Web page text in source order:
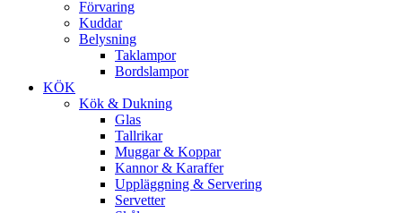
Förvaring
Kuddar
Belysning
Taklampor
Bordslampor
KÖK
Kök & Dukning
Glas
Tallrikar
Muggar & Koppar
Kannor & Karaffer
Uppläggning & Servering
Servetter